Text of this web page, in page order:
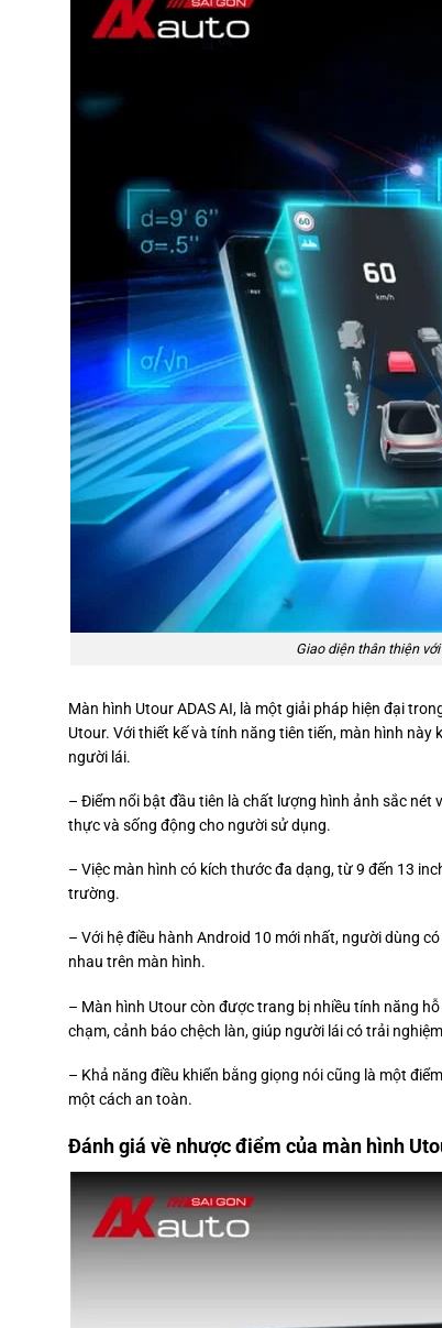
Giao diện thân thiện
Màn hình Utour ADAS AI, là một giải pháp hiện đại
Utour. Với thiết kế và tính năng tiên tiến, màn hình
người lái.
– Điểm nổi bật đầu tiên là chất lượng hình ảnh sắc nét
thực và sống động cho người sử dụng.
– Việc màn hình có kích thước đa dạng, từ 9 đến 13
trường.
– Với hệ điều hành Android 10 mới nhất, người dùng
nhau trên màn hình.
– Màn hình Utour còn được trang bị nhiều tính năng
chạm, cảnh báo chệch làn, giúp người lái có trải
– Khả năng điều khiển bằng giọng nói cũng là một
một cách an toàn.
Đánh giá về nhược điểm của màn hình